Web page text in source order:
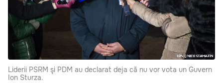
Liderii PSRM şi PDM au declarat deja că nu vor vota un Guvern
Ion Sturza.